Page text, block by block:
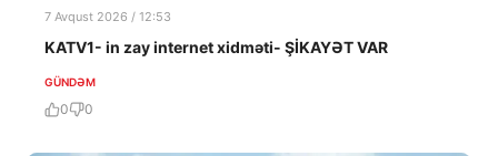
7 Avqust 2026 / 12:53
KATV1- in zay internet xidməti- ŞİKAYƏT VAR
GÜNDƏM
0 0